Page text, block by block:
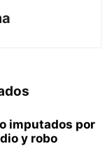
imputados por
y robo